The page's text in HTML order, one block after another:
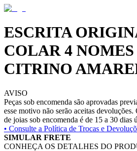
ESCRITA
COLAR 4
CITRINO
AVISO
Peças sob encomenda são aprovadas
esse motivo não serão aceitas
de joias sob encomenda é de 15 a 30 dias
• Consulte a Política de Trocas e
SIMULAR FRETE
CONHEÇA OS DETALHES DO